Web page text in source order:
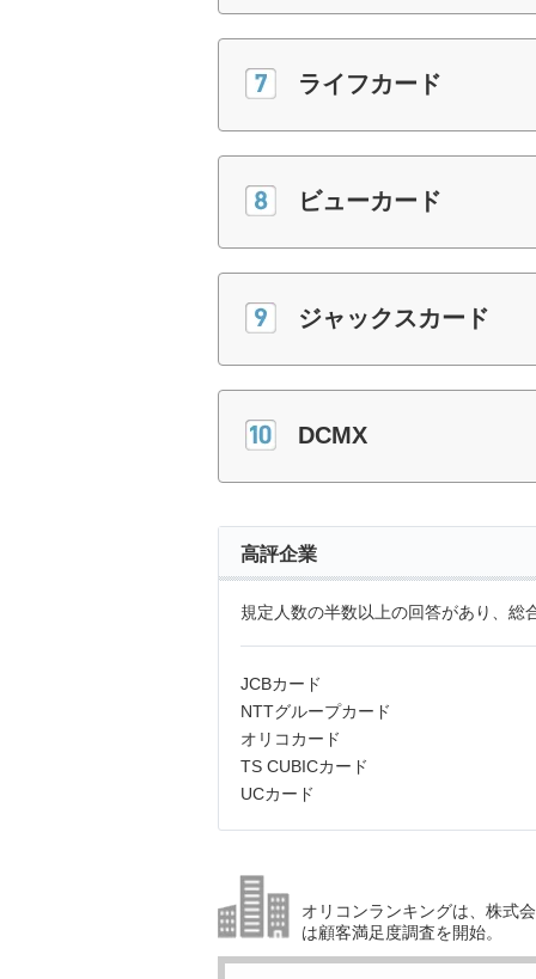
ライフカード
ビューカード
ジャックスカード
DCMX
高評企業
規定人数の半数以上の回答があり、総
JCBカード
NTTグループカード
オリコカード
TS CUBICカード
UCカード
オリコンランキングは、株式
は顧客満足度調査を開始。